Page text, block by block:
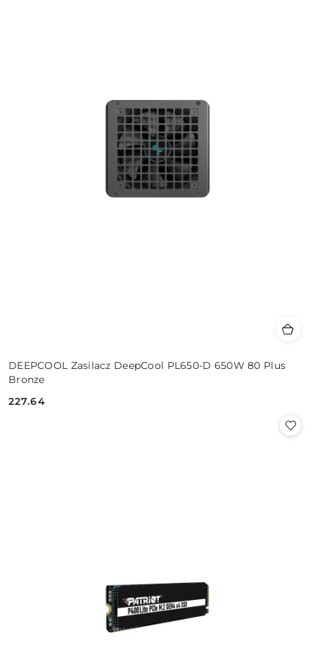
DEEPCOOL Zasilacz DeepCool PL650-D 650W 80 Plus
Bronze
Cena:
227.64